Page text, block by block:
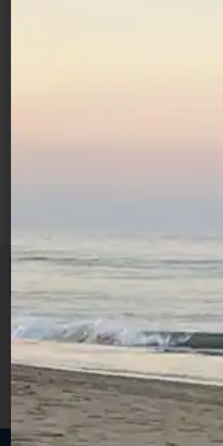
ISCRIVITI E RICEVI 3,50€ DI
SCONTO >
Per ogni acquisto accumuli ulteriori
punti;
Utilizza i punti per ricevere uno
sconto;
I punti sono indicati nella pagina
prodotto;